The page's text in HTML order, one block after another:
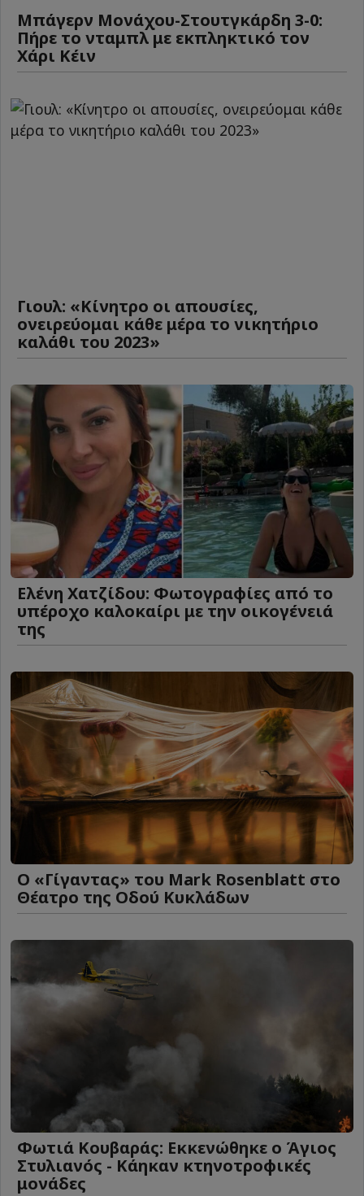
Μπάγερν Μονάχου-Στουτγκάρδη 3-0:
Πήρε το νταμπλ με εκπληκτικό τον
Χάρι Κέιν
Γιουλ: «Κίνητρο οι απουσίες,
ονειρεύομαι κάθε μέρα το νικητήριο
καλάθι του 2023»
Ελένη Χατζίδου: Φωτογραφίες από το
υπέροχο καλοκαίρι με την οικογένειά
της
Ο «Γίγαντας» του Mark Rosenblatt στο
Θέατρο της Οδού Κυκλάδων
Φωτιά Κουβαράς: Εκκενώθηκε ο Άγιος
Στυλιανός - Κάηκαν κτηνοτροφικές
μονάδες